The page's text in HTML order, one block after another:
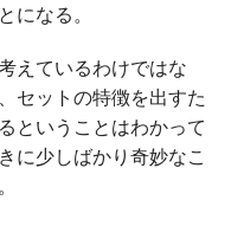
になる。
えているわけではな
セットの特徴を出すた
ということはわかって
に少しばかり奇妙なこ